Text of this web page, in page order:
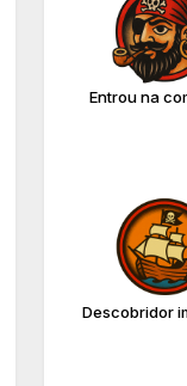
Entrou na
Descobridor